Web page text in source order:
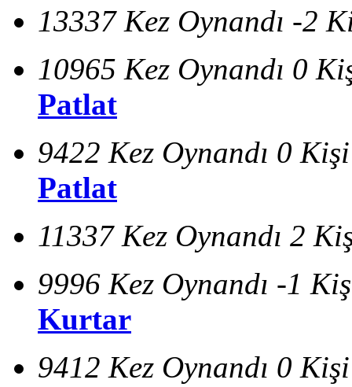
13337 Kez Oynandı -2
10965 Kez Oynandı 0
Patlat
9422 Kez Oynandı 0
Patlat
11337 Kez Oynandı 2
9996 Kez Oynandı -1
Kurtar
9412 Kez Oynandı 0